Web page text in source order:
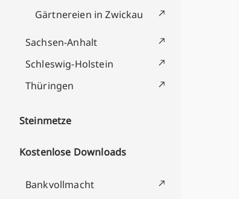
Gärtnereien in Zwickau
Sachsen-Anhalt
Schleswig-Holstein
Thüringen
Steinmetze
Kostenlose Downloads
Bankvollmacht